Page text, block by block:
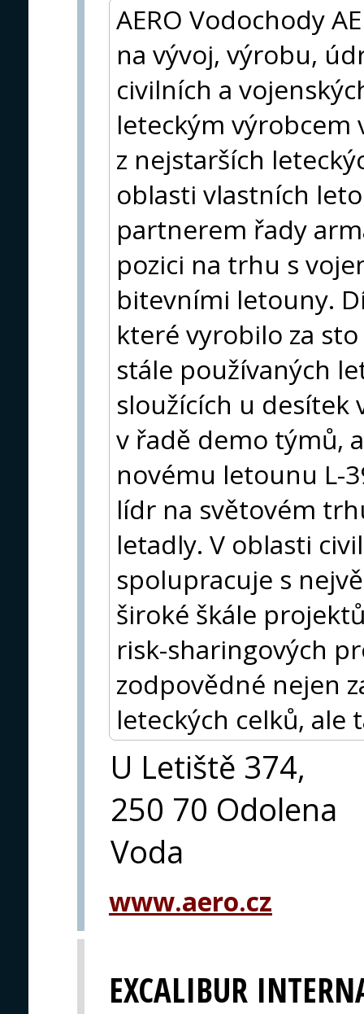
AERO Vodochody
na vývoj, výrobu,
civilních a
leteckým výrobcem
z nejstarších
oblasti vlastních
partnerem řady
pozici na trhu s
bitevními letouny.
které vyrobilo za
stále používaných
sloužících u desítek
v řadě demo týmů,
novému letounu L-
lídr na světovém
letadly. V oblasti
spolupracuje s
široké škále
risk-sharingových
zodpovědné nejen
leteckých celků, ale
U Letiště 374,
250 70 Odolena
Voda
www.aero.cz
EXCALIBUR